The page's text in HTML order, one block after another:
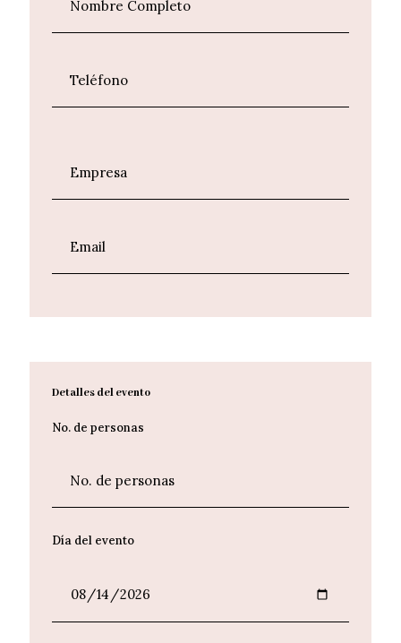
Detalles del evento
No. de personas
Día del evento